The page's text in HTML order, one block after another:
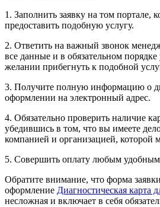
1. Заполнить заявку на том портале,
предоставить подобную услугу.
2. Ответить на важный звонок
все данные и в обязательном
желании прибегнуть к подобной
3. Получите полную информацию о
оформлении на электронный адрес.
4. Обязательно проверить наличие
убедившись в том, что вы имеете
компанией и организацией, которой
5. Совершить оплату любым
Обратите внимание, что форма
оформление Диагностическая
несложная и включает в себя